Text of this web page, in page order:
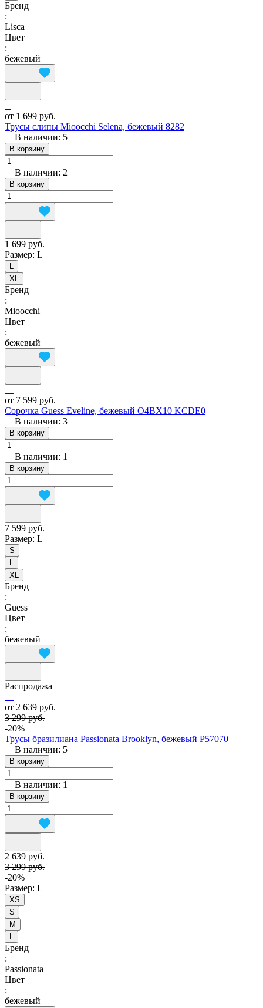
Бренд
:
Lisca
Цвет
:
бежевый
от 1 699 руб.
Трусы слипы Mioocchi Selena, бежевый 8282
В наличии: 5
В корзину
В наличии: 2
В корзину
1 699 руб.
Размер: L
L
XL
Бренд
:
Mioocchi
Цвет
:
бежевый
от 7 599 руб.
Сорочка Guess Eveline, бежевый O4BX10 KCDE0
В наличии: 3
В корзину
В наличии: 1
В корзину
7 599 руб.
Размер: L
S
L
XL
Бренд
:
Guess
Цвет
:
бежевый
Распродажа
от 2 639 руб.
3 299 руб.
-20%
Трусы бразилиана Passionata Brooklyn, бежевый P57070
В наличии: 5
В корзину
В наличии: 1
В корзину
2 639 руб.
3 299 руб.
-20%
Размер: L
XS
S
M
L
Бренд
:
Passionata
Цвет
:
бежевый